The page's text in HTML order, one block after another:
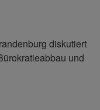
diskutiert
und